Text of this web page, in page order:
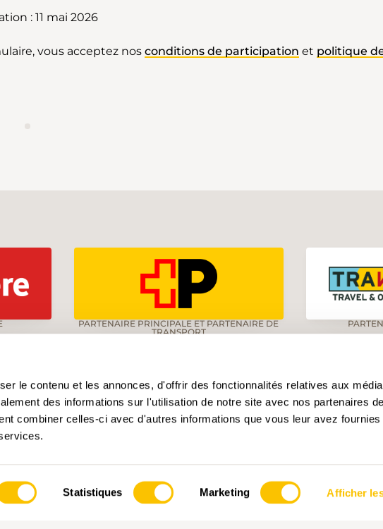
le contenu et les annonces, d'offrir des fonctionnalités relatives aux
des informations sur l'utilisation de notre site avec nos partenaires
combiner celles-ci avec d'autres informations que vous leur avez
Statistiques Marketing Afficher
: 11 mai 2026
vous acceptez nos conditions de participation et politique
PARTENAIRE PRINCIPALE ET PARTENAIRE DE
TRANSPORT
COMPTE POUR LES DONS
SUIVEZ-NOUS!